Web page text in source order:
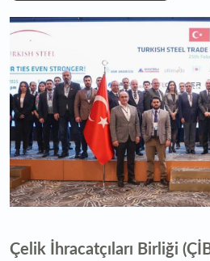
Çelik İhracatçıları Birliği